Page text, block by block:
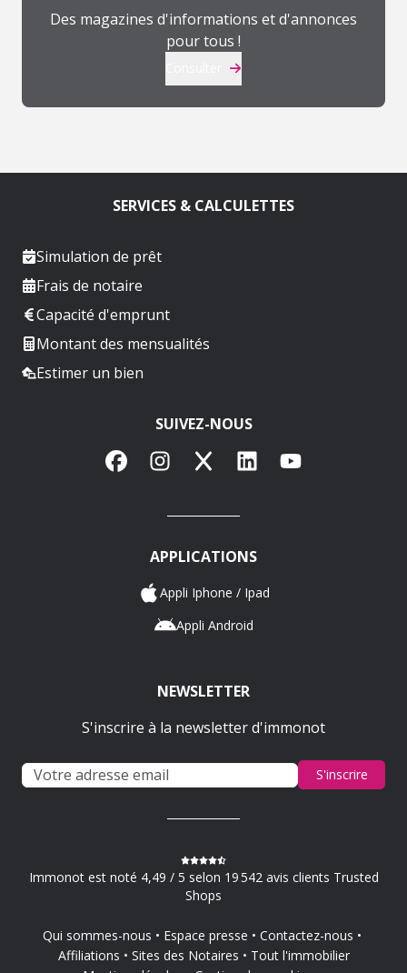
Des magazines d'informations et d'annonces
pour tous !
SERVICES & CALCULETTES
Simulation de prêt
Frais de notaire
Capacité d'emprunt
Montant des mensualités
Estimer un bien
SUIVEZ-NOUS
FacebookInstagram
X LinkedInYouTube
APPLICATIONS
Appli Iphone / Ipad
Appli Android
NEWSLETTER
S'inscrire à la newsletter d'immonot
S'inscrire
Immonot est noté 4,49 / 5 selon 19 542 avis clients Trusted
Shops
Qui sommes-nous Espace presse
Contactez-nous
Affiliations
Sites des Notaires
Tout l'immobilier